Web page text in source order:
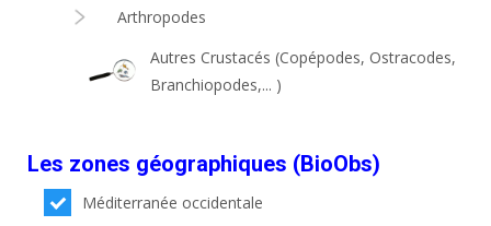
Arthropodes
Autres Crustacés (Copépodes, Ostracodes,
Branchiopodes,... )
Les zones géographiques (BioObs)
Méditerranée occidentale